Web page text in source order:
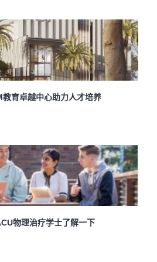
育卓越中心助力人才培养
物理治疗学士了解一下